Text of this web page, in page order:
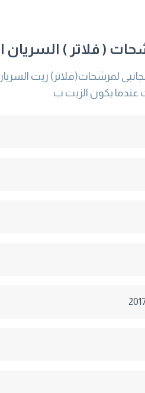
( فلاتر ) السريان
عندما يكون الزيت ب